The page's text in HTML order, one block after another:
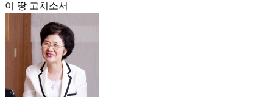
이 땅 고치소서